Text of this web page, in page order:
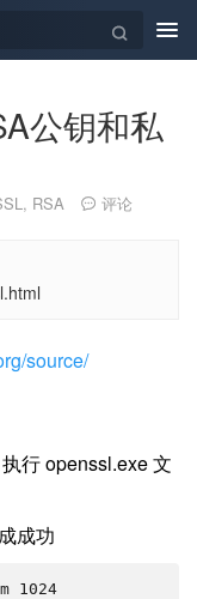
公钥和私
, RSA 评论
source/
行 openssl.exe 文
成功